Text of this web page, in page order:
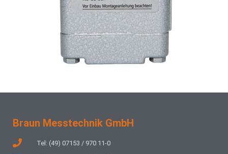
Braun Messtechnik GmbH
Tel: (49) 07153 / 970 11-0